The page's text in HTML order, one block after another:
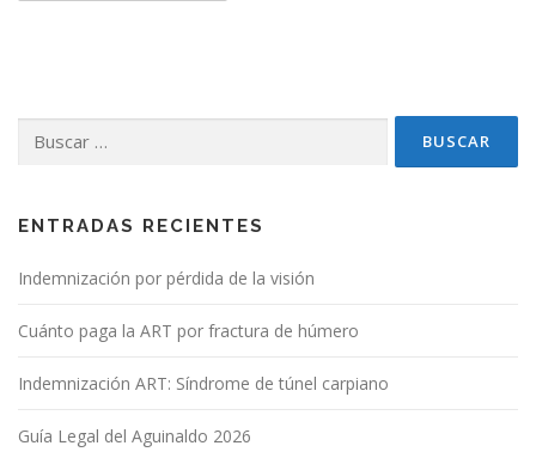
n
e
e
t
a
ENTRADAS RECIENTES
Indemnización por pérdida de la visión
Cuánto paga la ART por fractura de húmero
Indemnización ART: Síndrome de túnel carpiano
Guía Legal del Aguinaldo 2026